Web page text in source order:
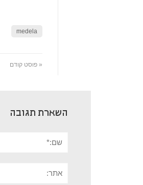
medela
« פוסט קודם
השארת תגובה